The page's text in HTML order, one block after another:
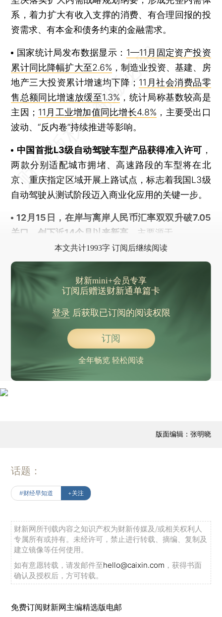
系，着力扩大有收入支撑的消费、有合理回报的投
资需求、有本金和债务约束的金融需求。
国家统计局发布数据显示： 1—11月固定资产投资
累计同比降幅扩大至2.6% ，制造业投资、基建、房
地产三大投资累计增速均下降； 11月社会消费品零
售总额同比增速放缓至1.3% ，统计局称基数较高是
主因； 11月工业增加值同比增长4.8% ，主要受出口
波动、“反内卷”持续推进等影响。
中国首批L3级自动驾驶车型产品获得准入许可 ，
两款分别适配城市拥堵、高速路段的车型将在北
京、重庆指定区域开展上路试点，标志着我国L3级
自动驾驶从测试阶段迈入商业化应用的关键一步。
12月15日，在岸与离岸人民币汇率双双升破7.05
关口，创下近14个月以来新高 。‌主要源于
本文共计1993字 订阅后继续阅读
财新mini+会员专享
订阅后赠送财新通单篇卡
登录后获取已订阅的阅读权限
订阅
全年畅览 轻松阅读
版面编辑：张明晓
话题：
#财经早知道 +关注
财新网所刊载内容之知识产权为财新传媒及/或相关权利人
专属所有或持有。未经许可，禁止进行转载、摘编、复制及
建立镜像等任何使用。
如有意愿转载，请发邮件至hello@caixin.com ，获得书面
确认及授权后，方可转载。
免费订阅财新网主编精选版电邮